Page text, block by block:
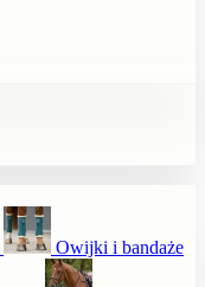
Owijki i bandaże